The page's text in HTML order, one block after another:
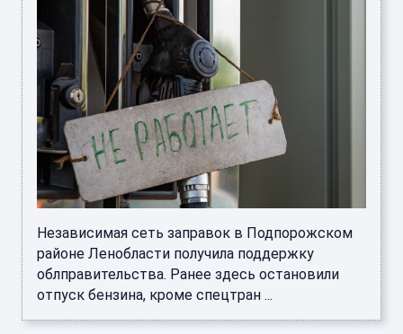
Независимая сеть заправок в Подпорожском
районе Ленобласти получила поддержку
облправительства. Ранее здесь остановили
отпуск бензина, кроме спецтран ...